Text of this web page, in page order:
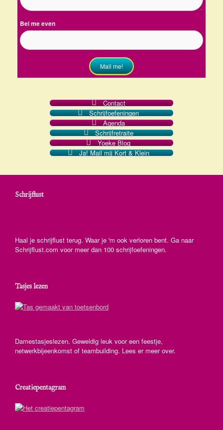
Bel me even
Mail me!
Contact
Schrijfoefeningen
Agenda
Schrijfretraite
Yoeke Blog
Ja! Mail mij Kort & Klein
Schrijflust
Haal je schrijflust terug. Waar je 'm ook verloren bent. Ga naar
Schrijflust.com voor meer dan 100 schrijfoefeningen.
Tasjes lezen
Damestasjeslezen. Geweldig leuk voor een feestje,
netwerkbijeenkomst of teambuilding. Lees er meer over.
Creatiepentagram